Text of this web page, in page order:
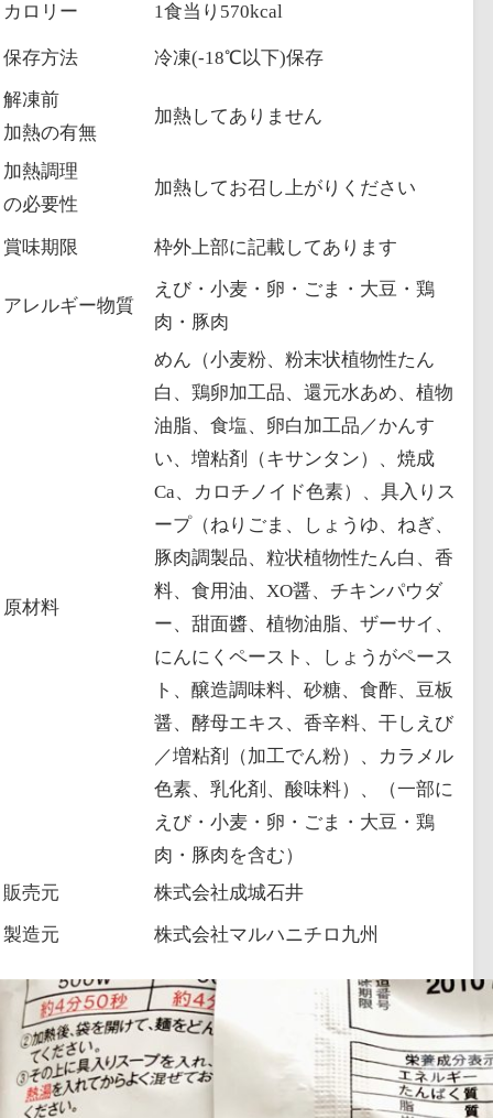
カロリー 1食当り570kcal
保存方法
冷凍(-18℃以下)保存
解凍前
加熱の有無
加熱してありません
加熱調理
の必要性
加熱してお召し上がりください
賞味期限 枠外上部に記載してあります
アレルギー物質
えび・小麦・卵・ごま・大豆・鶏
肉・豚肉
原材料
めん（小麦粉、粉末状植物性たん
白、鶏卵加工品、還元水あめ、植物
油脂、食塩、卵白加工品／かんす
い、増粘剤（キサンタン）、焼成
Ca、カロチノイド色素）、具入りス
ープ（ねりごま、しょうゆ、ねぎ、
豚肉調製品、粒状植物性たん白、香
料、食用油、XO醤、チキンパウダ
ー、甜面醬、植物油脂、ザーサイ、
にんにくペースト、しょうがペース
ト、醸造調味料、砂糖、食酢、豆板
醤、酵母エキス、香辛料、干しえび
／増粘剤（加工でん粉）、カラメル
色素、乳化剤、酸味料）、（一部に
えび・小麦・卵・ごま・大豆・鶏
肉・豚肉を含む）
販売元
株式会社成城石井
製造元
株式会社マルハニチロ九州